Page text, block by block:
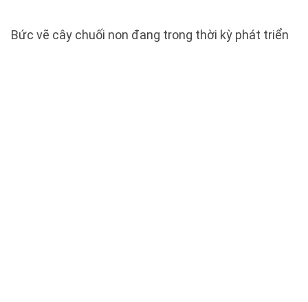
Bức vẽ cây chuối non đang trong thời kỳ phát triển